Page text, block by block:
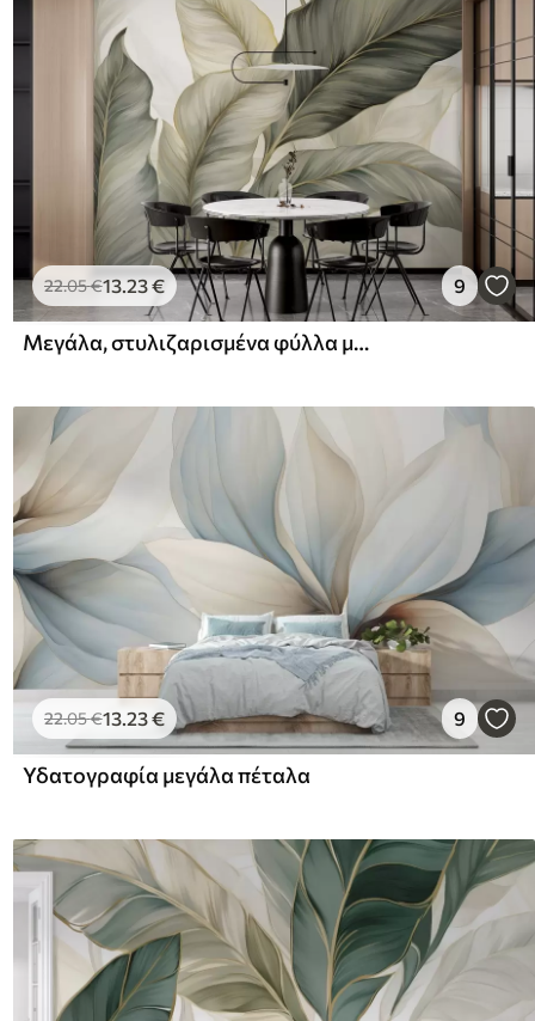
22.05€13.23€ 9
Μεγάλα, στυλιζαρισμένα φύλλα με λεπτομερείς φλέβες σε διάφορες αποχρώσεις του πράσινου, του κρεμ και του μπεζ
22.05€13.23€ 9
Υδατογραφία μεγάλα πέταλα